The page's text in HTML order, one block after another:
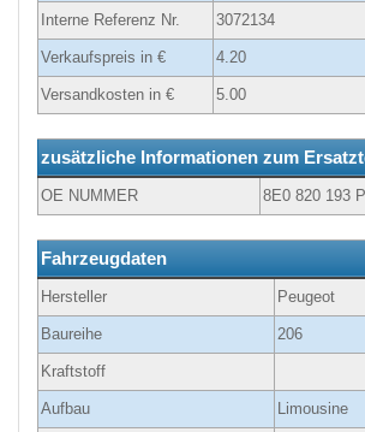
Interne Referenz Nr. 3072134
Verkaufspreis in € 4.20
Versandkosten in € 5.00
zusätzliche Informationen zum
OE NUMMER 8E0 820 193 P
Fahrzeugdaten
Hersteller Peugeot
Baureihe 206
Kraftstoff
Aufbau Limousine